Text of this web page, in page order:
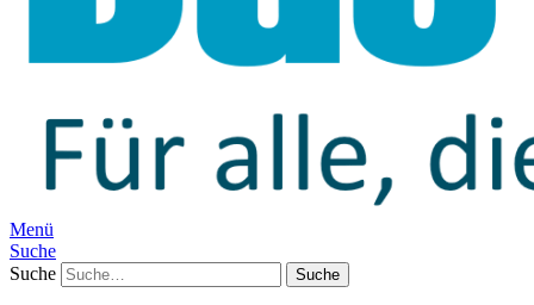
Menü
Suche
Suche